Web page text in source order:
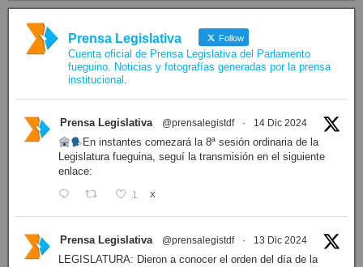
Prensa Legislativa Follow
Cuenta oficial de Prensa Legislativa del Parlamento
fueguino. Noticias y fotografías generadas por la prensa
institucional.
Prensa Legislativa @prensalegistdf · 14 Dic 2024
En instantes comezará la 8ª sesión ordinaria de la
Legislatura fueguina, seguí la transmisión en el siguiente
enlace:
1 X
Prensa Legislativa @prensalegistdf · 13 Dic 2024
LEGISLATURA: Dieron a conocer el orden del día de la